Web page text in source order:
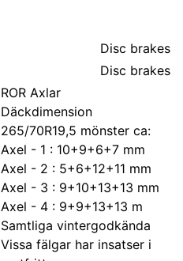
Disc brakes
Disc brakes
ROR Axlar
Däckdimension
265/70R19,5 mönster ca:
Axel - 1 : 10+9+6+7 mm
Axel - 2 : 5+6+12+11 mm
Axel - 3 : 9+10+13+13 mm
Axel - 4 : 9+9+13+13 m
Samtliga vintergodkända
Vissa fälgar har insatser i